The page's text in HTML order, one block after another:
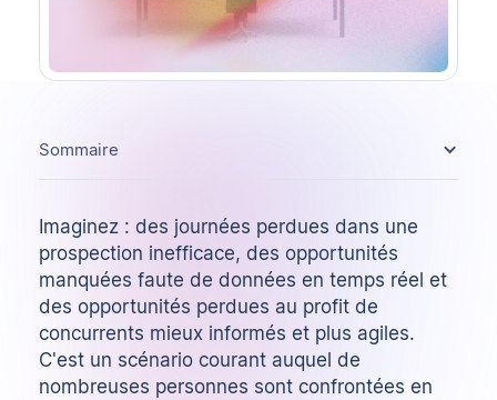
Imaginez : des journées perdues dans une
prospection inefficace, des opportunités
manquées faute de données en temps réel et
des opportunités perdues au profit de
concurrents mieux informés et plus agiles.
C'est un scénario courant auquel de
nombreuses personnes sont confrontées en
Sommaire